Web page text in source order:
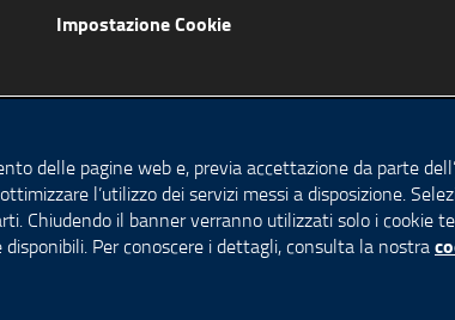
delle pagine web e, previa accettazione da parte
l’utilizzo dei servizi messi a disposizione.
Chiudendo il banner verranno utilizzati solo i cookie
Per conoscere i dettagli, consulta la nostra
Impostazione Cookie